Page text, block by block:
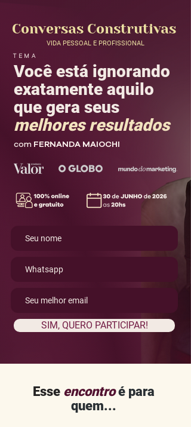
Conversas Construtivas
VIDA PESSOAL E PROFISSIONAL
TEMA
Você está ignorando
exatamente aquilo
que gera seus
melhores resultados
com FERNANDA MAIOCHI
SIM, QUERO PARTICIPAR!
Esse encontro é para
quem...